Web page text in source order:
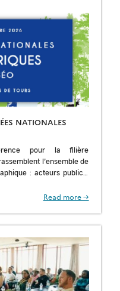
NATIONALES
pour la filière
l’ensemble de
: acteurs publics,
Read more →